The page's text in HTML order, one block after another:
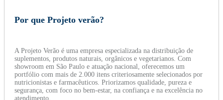
Por que Projeto verão?
A Projeto Verão é uma empresa especializada na distribuição de
suplementos, produtos naturais, orgânicos e vegetarianos. Com
showroom em São Paulo e atuação nacional, oferecemos um
portfólio com mais de 2.000 itens criteriosamente selecionados por
nutricionistas e farmacêuticos. Priorizamos qualidade, pureza e
segurança, com foco no bem-estar, na confiança e na excelência no
atendimento.